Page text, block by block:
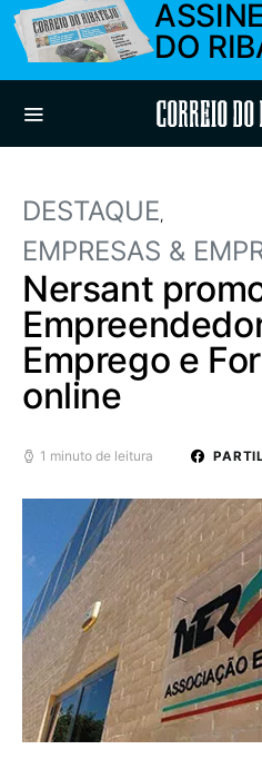
DO
Correio
DESTAQUE
EMPRESAS &
Nersant
Emprego e
online
1 minuto de leitura